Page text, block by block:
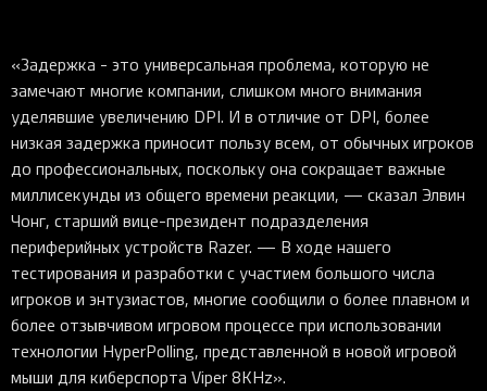
«Задержка - это универсальная проблема, которую не
замечают многие компании, слишком много внимания
уделявшие увеличению DPI. И в отличие от DPI, более
низкая задержка приносит пользу всем, от обычных игроков
до профессиональных, поскольку она сокращает важные
миллисекунды из общего времени реакции, — сказал Элвин
Чонг, старший вице-президент подразделения
периферийных устройств Razer. — В ходе нашего
тестирования и разработки с участием большого числа
игроков и энтузиастов, многие сообщили о более плавном и
более отзывчивом игровом процессе при использовании
технологии HyperPolling, представленной в новой игровой
мыши для киберспорта Viper 8KHz».